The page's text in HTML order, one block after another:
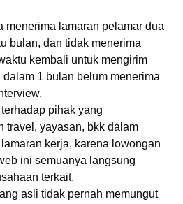
menerima lamaran pelamar dua
bulan, dan tidak menerima
kembali untuk mengirim
dalam 1 bulan belum menerima
pihak yang
travel, yayasan, bkk dalam
kerja, karena lowongan
ini semuanya langsung
terkait.
asli tidak pernah memungut